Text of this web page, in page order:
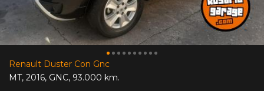
Renault Duster Con Gnc
MT, 2016, GNC, 93.000 km.